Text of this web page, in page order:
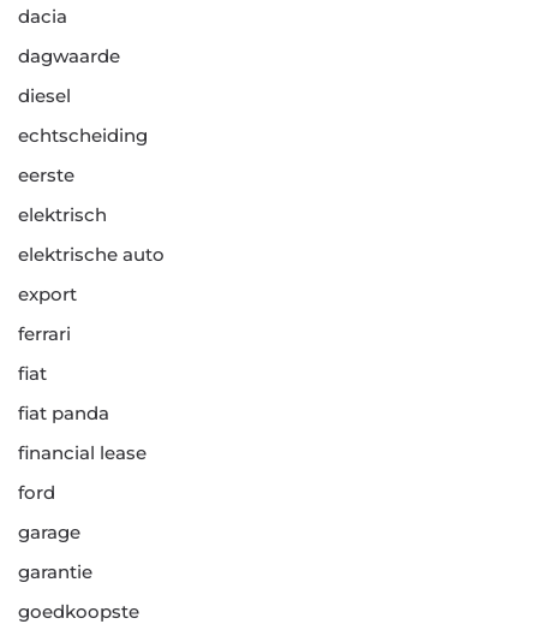
dacia
dagwaarde
diesel
echtscheiding
eerste
elektrisch
elektrische auto
export
ferrari
fiat
fiat panda
financial lease
ford
garage
garantie
goedkoopste